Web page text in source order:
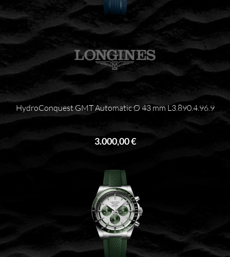
HydroConquest GMT Automatic Ø 43 mm L3.890.4.96.9
3.000,00 €